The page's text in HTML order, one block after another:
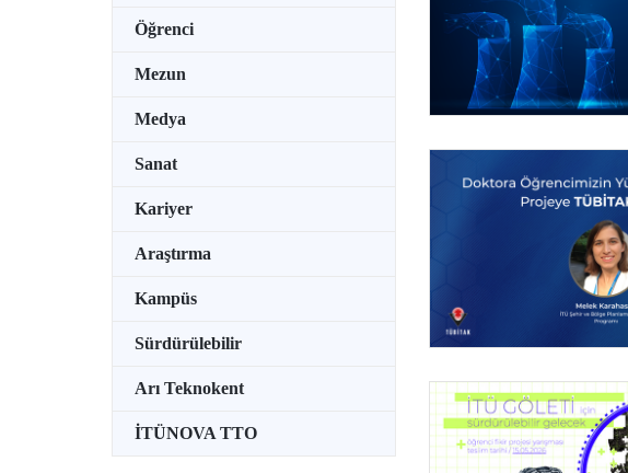
Öğrenci
Mezun
Medya
Sanat
Kariyer
Araştırma
Kampüs
Sürdürülebilir
Arı Teknokent
İTÜNOVA TTO